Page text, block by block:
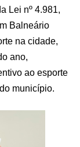
Lei nº 4.981,
Balneário
na cidade,
ano,
ao esporte
município.